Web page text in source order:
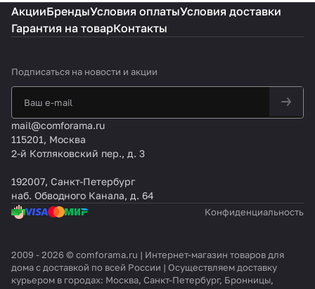
АкцииБрендыУсловия оплатыУсловия доставки
Гарантия на товарКонтакты
Подписаться на новости и акции
mail@comforama.ru
115201, Москва
2-й Котляковский пер., д. 3
192007, Санкт-Петербург
наб. Обводного Канала, д. 64
Конфиденциальность
2009 - 2026 © comforama.ru | Интернет-магазин товаров для
дома с доставкой по всей России | Осуществляем доставку
курьером в городах: Москва, Санкт-Петербург, Бронницы,